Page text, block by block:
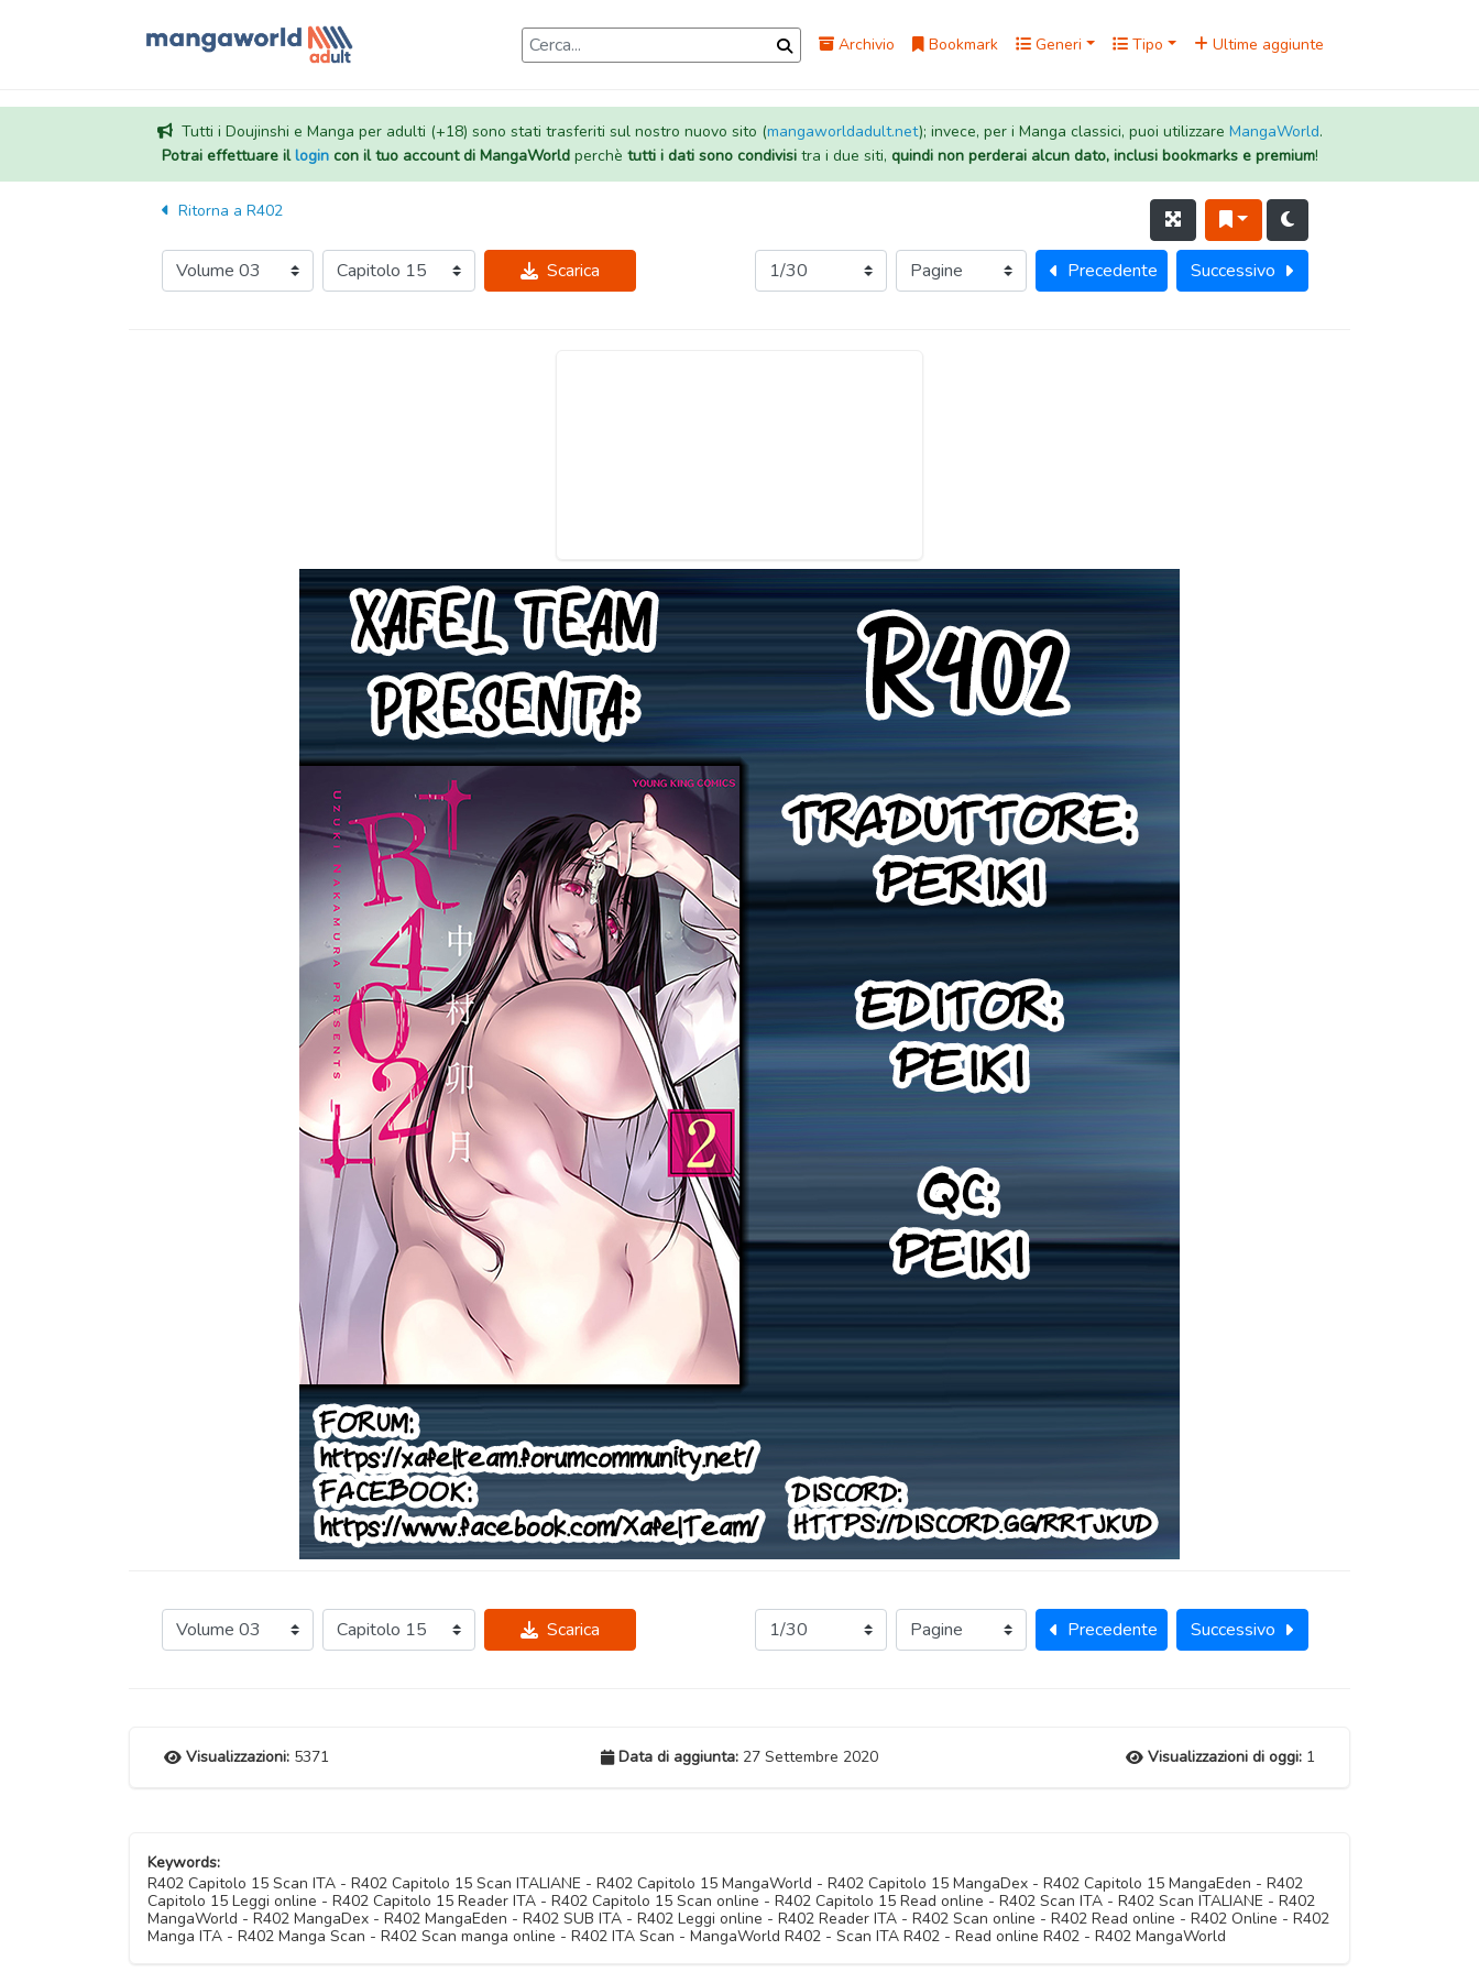
Archivio Bookmark Generi Tipo Ultime aggiunte
Tutti i Doujinshi e Manga per adulti (+18) sono stati trasferiti sul nostro nuovo sito (mangaworldadult.net); invece, per i Manga classici, puoi utilizzare MangaWorld.
Potrai effettuare illogincon il tuo account di MangaWorldperchè tutti i dati sono condivisitra i due siti, quindi non perderai alcun dato, inclusi bookmarks e premium!
Ritorna a R402
Scarica Precedente Successivo
Scarica Precedente Successivo
Visualizzazioni: 5371 Data di aggiunta:27 Settembre 2020 Visualizzazioni di oggi:1
Keywords:
R402 Capitolo 15 Scan ITA - R402 Capitolo 15 Scan ITALIANE - R402 Capitolo 15 MangaWorld - R402 Capitolo 15 MangaDex - R402 Capitolo 15 MangaEden - R402
Capitolo 15 Leggi online - R402 Capitolo 15 Reader ITA - R402 Capitolo 15 Scan online - R402 Capitolo 15 Read online - R402 Scan ITA - R402 Scan ITALIANE - R402
MangaWorld - R402 MangaDex - R402 MangaEden - R402 SUB ITA - R402 Leggi online - R402 Reader ITA - R402 Scan online - R402 Read online - R402 Online - R402
Manga ITA - R402 Manga Scan - R402 Scan manga online - R402 ITA Scan - MangaWorld R402 - Scan ITA R402 - Read online R402 - R402 MangaWorld